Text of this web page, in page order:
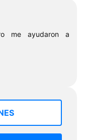
me ayudaron a